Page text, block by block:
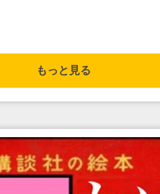
もっと見る